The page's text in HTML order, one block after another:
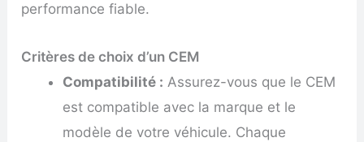
performance fiable.
Critères de choix d’un CEM
Compatibilité : Assurez-vous que le CEM
est compatible avec la marque et le
modèle de votre véhicule. Chaque